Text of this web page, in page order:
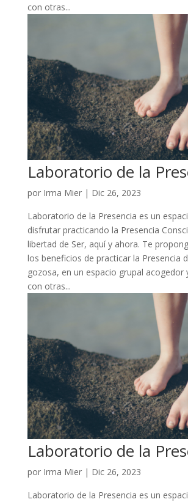
con otras...
Laboratorio de la
por Irma Mier| Dic 26, 2023
Laboratorio de la Presencia es un
disfrutar practicando la Presencia
libertad de Ser, aquí y ahora. Te
los beneficios de practicar la Presencia
gozosa, en un espacio grupal acogedor
con otras...
Laboratorio de la
por Irma Mier| Dic 26, 2023
Laboratorio de la Presencia es un